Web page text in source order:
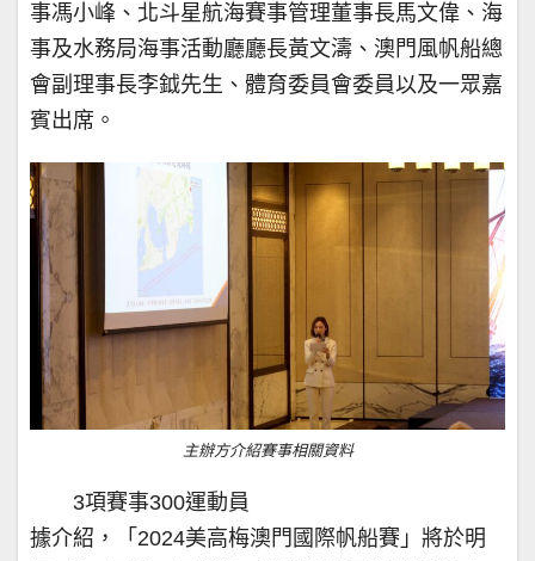
事馮小峰、北斗星航海賽事管理董事長馬文偉、海
事及水務局海事活動廳廳長黃文濤、澳門風帆船總
會副理事長李鉞先生、體育委員會委員以及一眾嘉
賓出席。
主辦方介紹賽事相關資料
3項賽事300運動員
據介紹，「2024美高梅澳門國際帆船賽」將於明